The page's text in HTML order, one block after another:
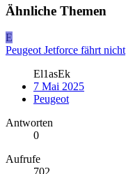
Ähnliche Themen
E
Peugeot Jetforce fährt nicht
El1asEk
7 Mai 2025
Peugeot
Antworten
0
Aufrufe